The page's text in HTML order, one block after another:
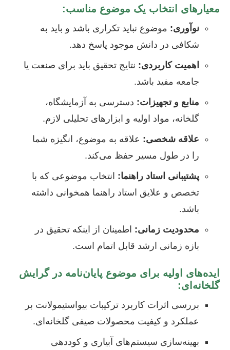
معیارهای انتخاب یک موضوع مناسب:
نوآوری: موضوع نباید تکراری باشد و باید به
شکافی در دانش موجود پاسخ دهد.
اهمیت کاربردی: نتایج تحقیق باید برای صنعت یا
جامعه مفید باشد.
منابع و تجهیزات: دسترسی به آزمایشگاه،
گلخانه، مواد اولیه و ابزارهای تحلیلی لازم.
علاقه شخصی: علاقه به موضوع، انگیزه شما
را در طول مسیر حفظ می‌کند.
پشتیبانی استاد راهنما: انتخاب موضوعی که با
تخصص و علایق استاد راهنما همخوانی داشته
باشد.
محدودیت زمانی: اطمینان از اینکه تحقیق در
بازه زمانی ارشد قابل اتمام است.
ایده‌های اولیه برای موضوع پایان‌نامه در گرایش
گلخانه‌ای:
بررسی اثرات کاربرد ترکیبات بیواستیمولانت بر
عملکرد و کیفیت محصولات صیفی گلخانه‌ای.
بهینه‌سازی سیستم‌های آبیاری و کوددهی